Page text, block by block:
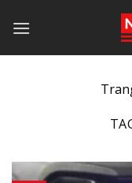
qua
nội